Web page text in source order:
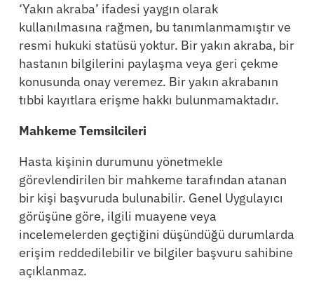
‘Yakın akraba’ ifadesi yaygın olarak
kullanılmasına rağmen, bu tanımlanmamıştır ve
resmi hukuki statüsü yoktur. Bir yakın akraba, bir
hastanın bilgilerini paylaşma veya geri çekme
konusunda onay veremez. Bir yakın akrabanın
tıbbi kayıtlara erişme hakkı bulunmamaktadır.
Mahkeme Temsilcileri
Hasta kişinin durumunu yönetmekle
görevlendirilen bir mahkeme tarafından atanan
bir kişi başvuruda bulunabilir. Genel Uygulayıcı
görüşüne göre, ilgili muayene veya
incelemelerden geçtiğini düşündüğü durumlarda
erişim reddedilebilir ve bilgiler başvuru sahibine
açıklanmaz.